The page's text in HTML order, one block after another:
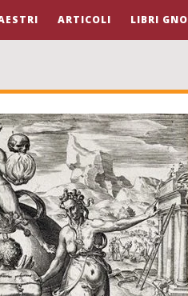
ARTICOLI LIBRI